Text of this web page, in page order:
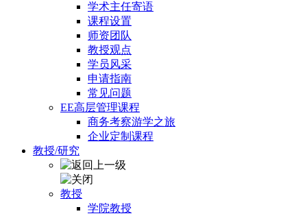
学术主任寄语
课程设置
师资团队
教授观点
学员风采
申请指南
常见问题
EE高层管理课程
商务考察游学之旅
企业定制课程
教授/研究
教授
学院教授